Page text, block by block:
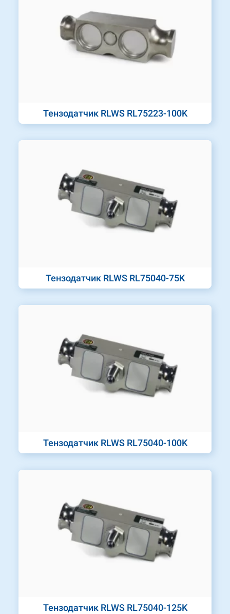
Тензодатчик RLWS RL75223-100K
Тензодатчик RLWS RL75040-75K
Тензодатчик RLWS RL75040-100K
Тензодатчик RLWS RL75040-125K